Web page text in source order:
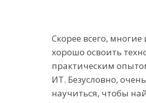
Скорее всего,
хорошо освоить
практическим
ИТ. Безусловно,
научиться, чтобы